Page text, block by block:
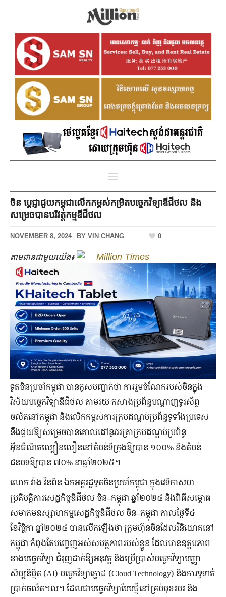
ចិន ប្តេជ្ញាជួយកម្ពុជាលើកកម្ពស់កម្រិតបច្ចេកវិទ្យាឌីជីថល និង
សម្រេចបានបរិវត្តកម្មឌីជីថល
NOVEMBER 8, 2024 BY VIN CHANG 0
តាមដានជាមួយយើង៖ Million Times
ទូតចិនប្រចាំកម្ពុជា បានគូសបញ្ជាក់ថា ការរួមចំណែករបស់ចិនក្នុង
វិស័យបច្ចេកវិទ្យាឌីជីថល តាមរយៈកសាងប្រព័ន្ធបណ្តាញទូរស័ព្ទ
ចល័តនៅកម្ពុជា និងលើកកម្ពស់ការគ្របដណ្តប់ប្រព័ន្ធទូទាំងប្រទេស
នឹងជួយឱ្យសម្រេចបានគោលដៅនូវអត្រាគ្របដណ្តប់ប្រព័ន្ធ
អ៊ីនធឺណិតល្បឿនលឿននៅតំបន់ទីក្រុងឱ្យបាន ១០០% និងតំបន់
ជនបទឱ្យបាន ៧០% នាឆ្នាំ២០២៥។
លោក វ៉ាង វិនពិន ឯកអគ្គរដ្ឋទូតចិនប្រចាំកម្ពុជា ក្នុងវេទិកាសហ
ប្រតិបត្តិការសេដ្ឋកិច្ចឌីជីថល ចិន–កម្ពុជា ឆ្នាំ២០២៤ និងពិធីសម្ពោធ
សមាគមឧស្សាហកម្មសេដ្ឋកិច្ចឌីជីថល ចិន–កម្ពុជា កាលថ្ងៃទី៤
ខែវិច្ឆិកា ឆ្នាំ២០២៤ បានលើកឡើងថា ក្រុមហ៊ុនចិនដែលវិនិយោគនៅ
កម្ពុជា កំពុងតែបញ្ចេញអស់សមត្ថភាពរបស់ខ្លួន ដែលមានឧត្តមភាព
ខាងបច្ចេកវិទ្យា ជំរុញដាក់ឱ្យអនុវត្ត និងប្រើប្រាស់បច្ចេកវិទ្យាបញ្ញា
សិប្បនិម្មិត (AI) បច្ចេកវិទ្យាក្លោដ (Cloud Technology) និងការទូទាត់
ប្រាក់ចល័ត។ល។ ដែលជាបច្ចេកវិទ្យាបែបថ្មីនៅគ្រប់មុខរបរ និង